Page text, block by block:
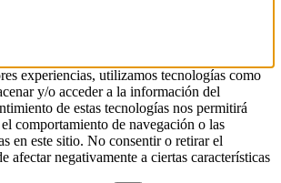
experiencias, utilizamos tecnologías como
y/o acceder a la información del
de estas tecnologías nos permitirá
comportamiento de navegación o las
en este sitio. No consentir o retirar el
afectar negativamente a ciertas características